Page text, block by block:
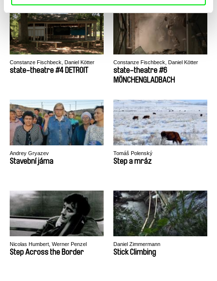
Constanze Fischbeck, Daniel Kötter
state-theatre #4 DETROIT
Constanze Fischbeck, Daniel Kötter
state-theatre #6
MÖNCHENGLADBACH
Andrey Gryazev
Stavební jáma
Tomáš Polenský
Step a mráz
Nicolas Humbert, Werner Penzel
Step Across the Border
Daniel Zimmermann
Stick Climbing